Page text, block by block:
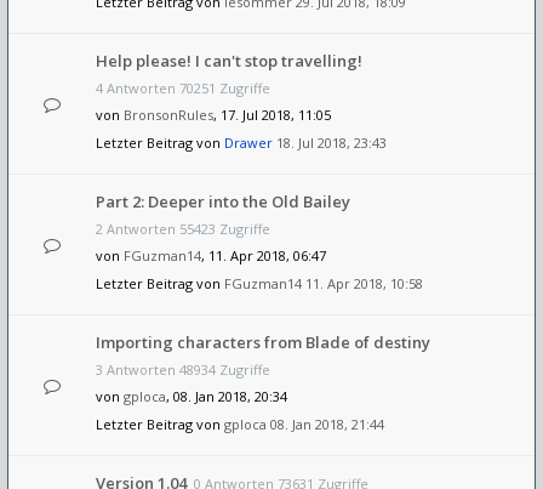
Help please! I can't stop travelling!
4 Antworten 70251 Zugriffe
von BronsonRules, 17. Jul 2018, 11:05
Letzter Beitrag von Drawer 18. Jul 2018, 23:43
Part 2: Deeper into the Old Bailey
2 Antworten 55423 Zugriffe
von FGuzman14, 11. Apr 2018, 06:47
Letzter Beitrag von FGuzman14 11. Apr 2018, 10:58
Importing characters from Blade of destiny
3 Antworten 48934 Zugriffe
von gploca, 08. Jan 2018, 20:34
Letzter Beitrag von gploca 08. Jan 2018, 21:44
Version 1.04 0 Antworten 73631 Zugriffe